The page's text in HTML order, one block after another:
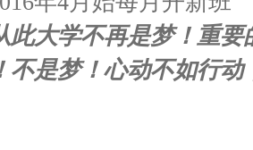
此大学不再是梦！重
不是梦！心动不如行